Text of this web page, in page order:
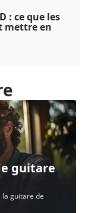
: ce que les
mettre en
guitare
guitare de